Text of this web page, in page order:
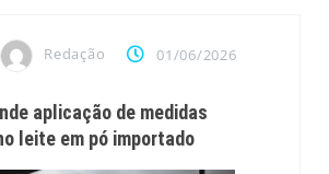
Redação 01/06/2026
aplicação de medidas
leite em pó importado